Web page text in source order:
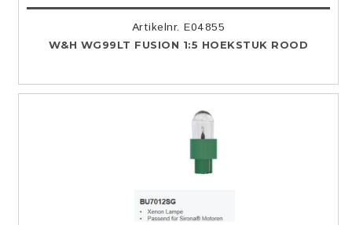
Artikelnr. E04855
W&H WG99LT FUSION 1:5 HOEKSTUK ROOD